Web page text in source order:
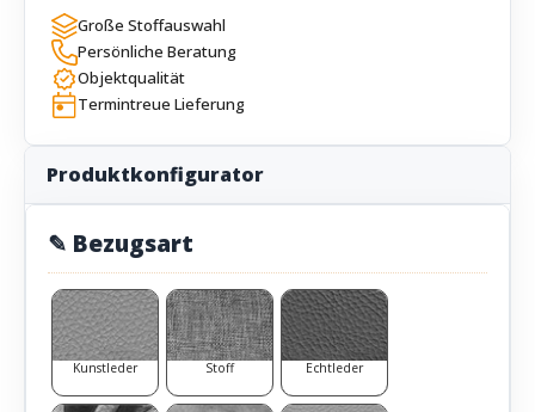
Große Stoffauswahl
Persönliche Beratung
Objektqualität
Termintreue Lieferung
Produktkonfigurator
✎ Bezugsart
Kunstleder Stoff Echtleder